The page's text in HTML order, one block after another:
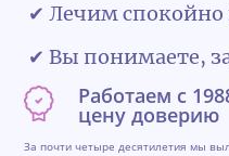
✔ Лечим спокойно
✔ Вы понимаете,
Работаем с
цену доверию
За почти четыре десятилетия мы